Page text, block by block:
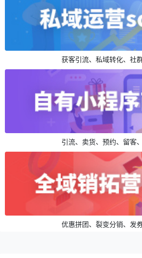
获客引流、私域转化、社
引流、卖货、预约、留客
优惠拼团、裂变分销、发